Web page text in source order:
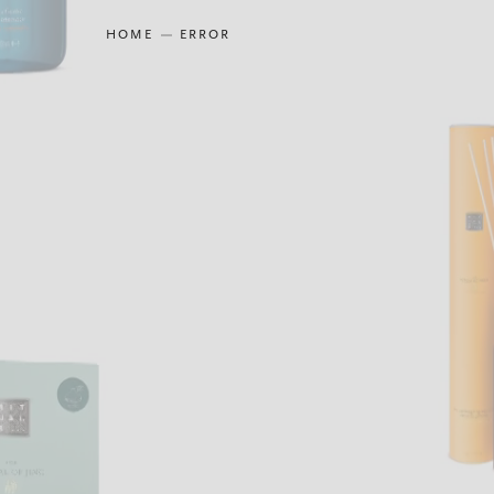
HOME ERROR